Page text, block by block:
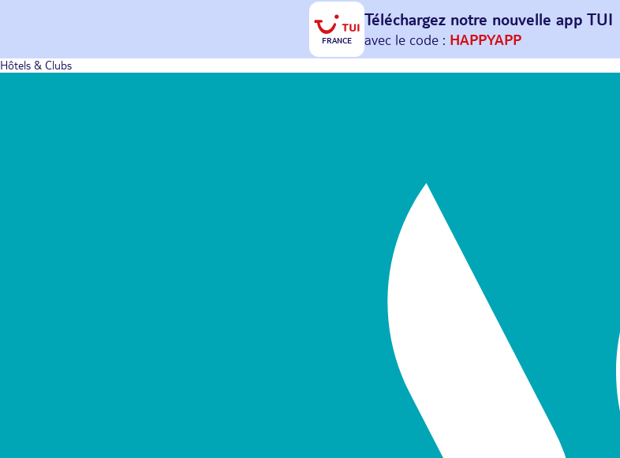
FRANCE
Téléchargez notre nouvelle app TUI
Et profitez de 30€ offerts*sur votre
avec le code : HAPPYAPP
Hôtels & Clubs